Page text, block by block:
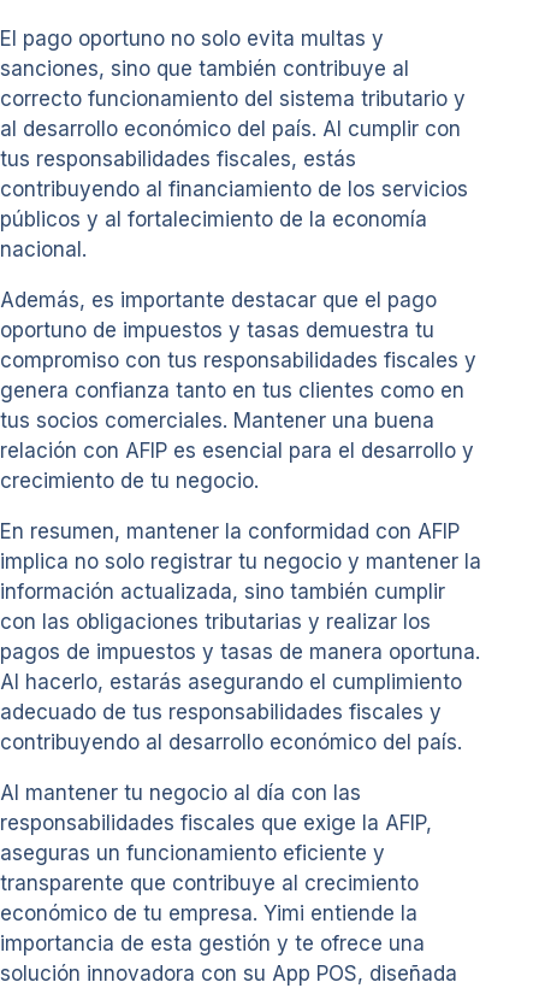
El pago oportuno no solo evita multas y
sanciones, sino que también contribuye al
correcto funcionamiento del sistema tributario y
al desarrollo económico del país. Al cumplir con
tus responsabilidades fiscales, estás
contribuyendo al financiamiento de los servicios
públicos y al fortalecimiento de la economía
nacional.
Además, es importante destacar que el pago
oportuno de impuestos y tasas demuestra tu
compromiso con tus responsabilidades fiscales y
genera confianza tanto en tus clientes como en
tus socios comerciales. Mantener una buena
relación con AFIP es esencial para el desarrollo y
crecimiento de tu negocio.
En resumen, mantener la conformidad con AFIP
implica no solo registrar tu negocio y mantener la
información actualizada, sino también cumplir
con las obligaciones tributarias y realizar los
pagos de impuestos y tasas de manera oportuna.
Al hacerlo, estarás asegurando el cumplimiento
adecuado de tus responsabilidades fiscales y
contribuyendo al desarrollo económico del país.
Al mantener tu negocio al día con las
responsabilidades fiscales que exige la AFIP,
aseguras un funcionamiento eficiente y
transparente que contribuye al crecimiento
económico de tu empresa. Yimi entiende la
importancia de esta gestión y te ofrece una
solución innovadora con su App POS, diseñada